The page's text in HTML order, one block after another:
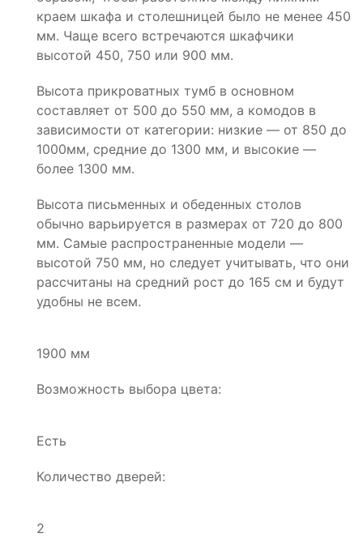
краем шкафа и столешницей было не менее 450
мм. Чаще всего встречаются шкафчики
высотой 450, 750 или 900 мм.
Высота прикроватных тумб в основном
составляет от 500 до 550 мм, а комодов в
зависимости от категории: низкие — от 850 до
1000мм, средние до 1300 мм, и высокие —
более 1300 мм.
Высота письменных и обеденных столов
обычно варьируется в размерах от 720 до 800
мм. Самые распространенные модели —
высотой 750 мм, но следует учитывать, что они
рассчитаны на средний рост до 165 см и будут
удобны не всем.
1900 мм
Возможность выбора цвета:
Есть
Количество дверей:
2